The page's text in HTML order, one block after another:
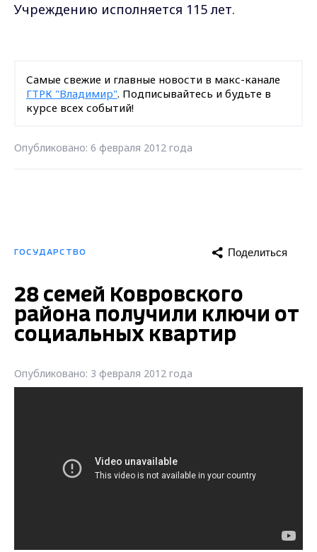
Учреждению исполняется 115 лет.
Самые свежие и главные новости в макс-канале
ГТРК "Владимир". Подписывайтесь и будьте в
курсе всех событий!
Опубликовано: 6 февраля 2012 года
ГОСУДАРСТВО Поделиться
28 семей Ковровского
района получили ключи от
социальных квартир
Опубликовано: 3 февраля 2012 года